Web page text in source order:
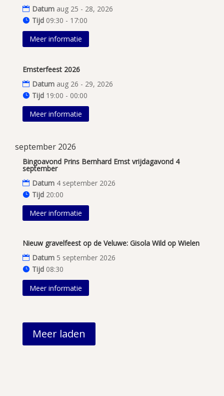
Datum aug 25 - 28, 2026
Tijd 09:30 - 17:00
Meer informatie
Emsterfeest 2026
Datum aug 26 - 29, 2026
Tijd 19:00 - 00:00
Meer informatie
september 2026
Bingoavond Prins Bernhard Emst vrijdagavond 4
september
Datum 4 september 2026
Tijd 20:00
Meer informatie
Nieuw gravelfeest op de Veluwe: Gisola Wild op Wielen
Datum 5 september 2026
Tijd 08:30
Meer informatie
Meer laden